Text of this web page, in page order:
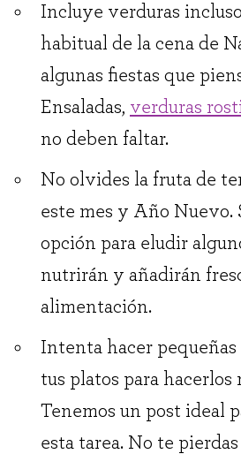
Incluye verduras
habitual de la cena de
algunas fiestas que
Ensaladas, verduras
no deben faltar.
No olvides la fruta de
este mes y Año Nuevo.
opción para eludir
nutrirán y añadirán
alimentación.
Intenta hacer pequeñas
tus platos para hacerlos
Tenemos un post ideal
esta tarea. No te pierdas